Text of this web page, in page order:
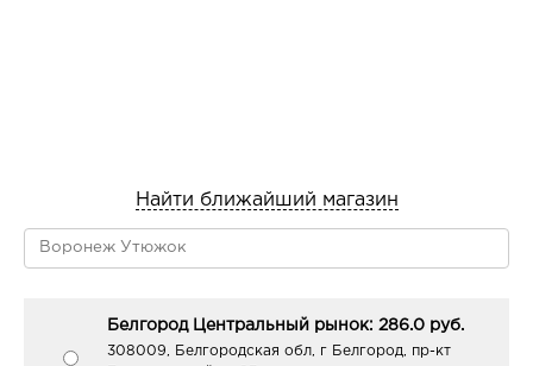
Найти ближайший магазин
Белгород Центральный рынок: 286.0 руб.
308009, Белгородская обл, г Белгород, пр-кт